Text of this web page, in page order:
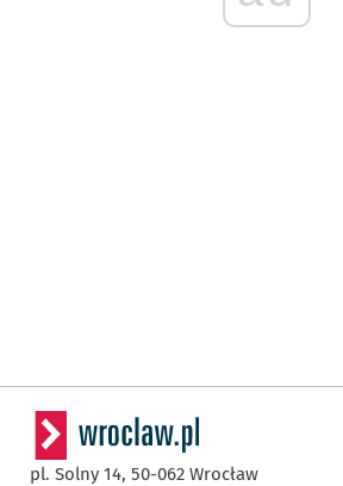
pl. Solny 14, 50-062 Wrocław